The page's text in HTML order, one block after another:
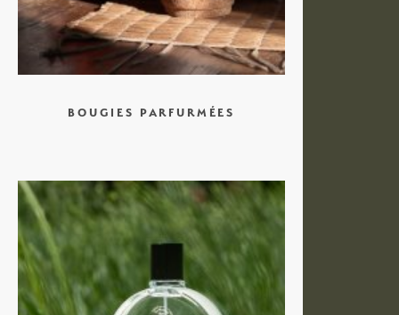
BOUGIES PARFURMÉES